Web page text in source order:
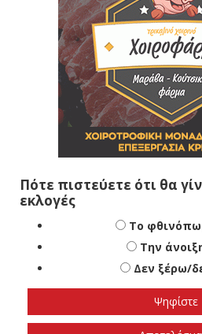
Πότε πιστεύετε ότι θα
εκλογές
Το
Την